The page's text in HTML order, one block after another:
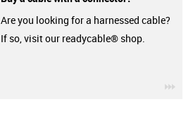
Are you looking for a harnessed cable?
If so, visit our readycable® shop.